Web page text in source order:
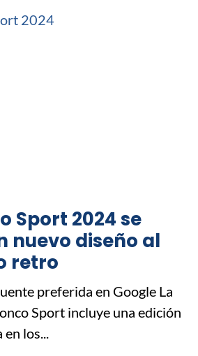
Sport 2024 se
nuevo diseño al
retro
preferida en Google La
Sport incluye una edición
los...